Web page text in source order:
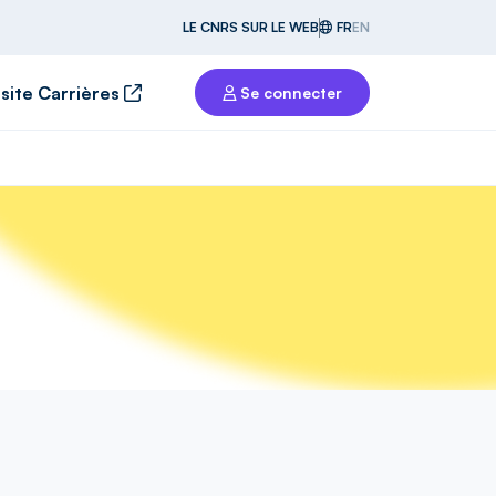
LE CNRS SUR LE WEB FREN
Carrières Se connecter